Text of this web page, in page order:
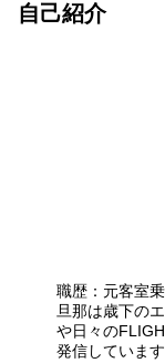
自己紹介
職歴：元客室
旦那は歳下の
や日々の
発信していま